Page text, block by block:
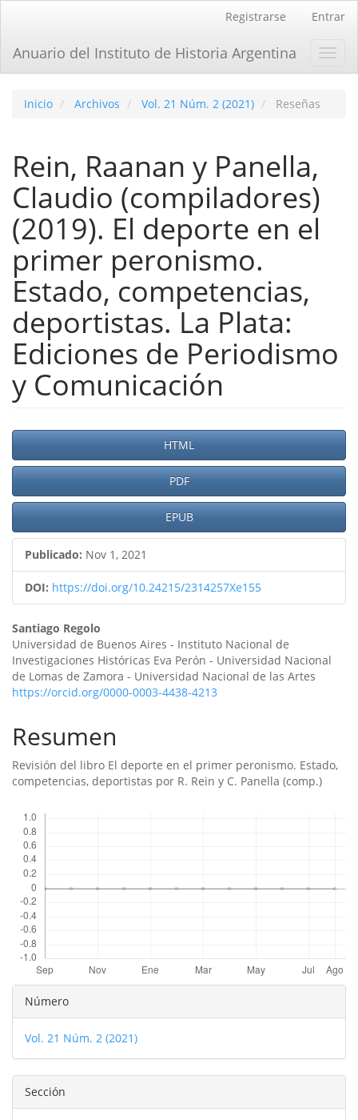
principal
Barra
Registrarse Entrar
Anuario del Instituto de Historia Argentina
Inicio Archivos Vol. 21 Núm. 2 (2021) Reseñas
Rein, Raanan y Panella,
Claudio (compiladores)
(2019). El deporte en el
primer peronismo.
Estado, competencias,
deportistas. La Plata:
Ediciones de Periodismo
y Comunicación
Barra
lateral
del
artículo
HTML
PDF
EPUB
Publicado: Nov 1, 2021
DOI: https://doi.org/10.24215/2314257Xe155
Contenido
principal
del
Santiago Regolo
Universidad de Buenos Aires - Instituto Nacional de
Investigaciones Históricas Eva Perón - Universidad Nacional
de Lomas de Zamora - Universidad Nacional de las Artes
https://orcid.org/0000-0003-4438-4213
Resumen
Revisión del libro El deporte en el primer peronismo. Estado,
competencias, deportistas por R. Rein y C. Panella (comp.)
Detalles
del
artículo
Número
Vol. 21 Núm. 2 (2021)
Sección